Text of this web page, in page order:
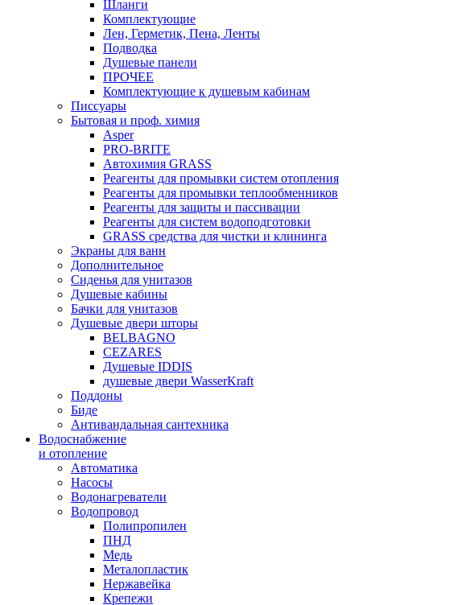
Шланги
Комплектующие
Лен, Герметик, Пена, Ленты
Подводка
Душевые панели
ПРОЧЕЕ
Комплектующие к душевым кабинам
Писсуары
Бытовая и проф. химия
Asper
PRO-BRITE
Автохимия GRASS
Реагенты для промывки систем отопления
Реагенты для промывки теплообменников
Реагенты для защиты и пассивации
Реагенты для систем водоподготовки
GRASS средства для чистки и клининга
Экраны для ванн
Дополнительное
Сиденья для унитазов
Душевые кабины
Бачки для унитазов
Душевые двери шторы
BELBAGNO
CEZARES
Душевые IDDIS
душевые двери WasserKraft
Поддоны
Биде
Антивандальная сантехника
Водоснабжение
и отопление
Автоматика
Насосы
Водонагреватели
Водопровод
Полипропилен
ПНД
Медь
Металопластик
Нержавейка
Крепежи